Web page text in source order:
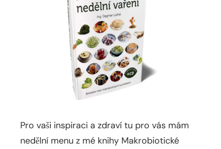
Pro vaši inspiraci a zdraví tu pro vás mám
nedělní menu z mé knihy Makrobiotické